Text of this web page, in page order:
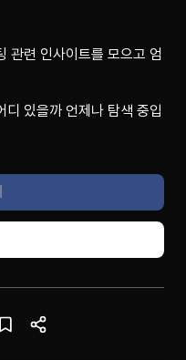
관련 인사이트를 모으고 엄
디 있을까 언제나 탐색 중입